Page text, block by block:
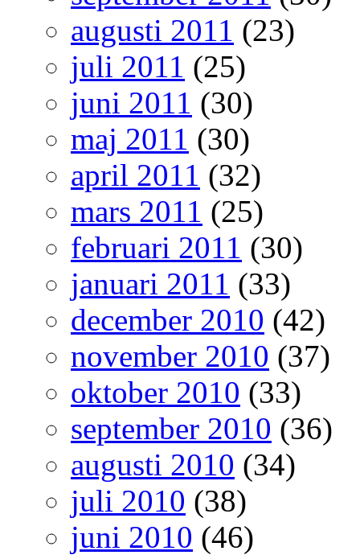
augusti 2011 (23)
juli 2011 (25)
juni 2011 (30)
maj 2011 (30)
april 2011 (32)
mars 2011 (25)
februari 2011 (30)
januari 2011 (33)
december 2010 (42)
november 2010 (37)
oktober 2010 (33)
september 2010 (36)
augusti 2010 (34)
juli 2010 (38)
juni 2010 (46)